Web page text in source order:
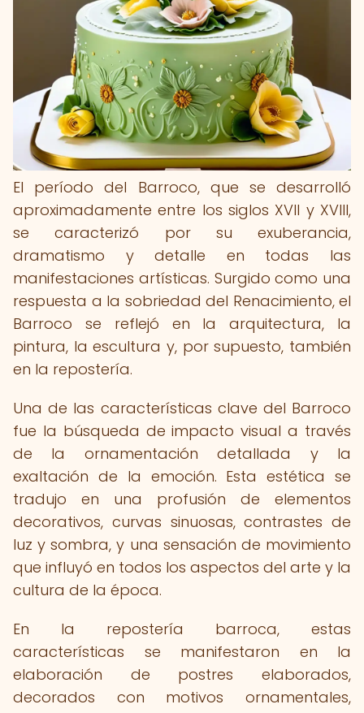
El período del Barroco, que se desarrolló
aproximadamente entre los siglos XVII y XVIII,
se caracterizó por su exuberancia,
dramatismo y detalle en todas las
manifestaciones artísticas. Surgido como una
respuesta a la sobriedad del Renacimiento, el
Barroco se reflejó en la arquitectura, la
pintura, la escultura y, por supuesto, también
en la repostería.
Una de las características clave del Barroco
fue la búsqueda de impacto visual a través
de la ornamentación detallada y la
exaltación de la emoción. Esta estética se
tradujo en una profusión de elementos
decorativos, curvas sinuosas, contrastes de
luz y sombra, y una sensación de movimiento
que influyó en todos los aspectos del arte y la
cultura de la época.
En la repostería barroca, estas
características se manifestaron en la
elaboración de postres elaborados,
decorados con motivos ornamentales,